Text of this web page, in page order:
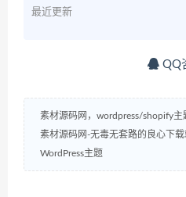
最近更新
QQ
素材源码网，wordpress/shopify主
素材源码网-无毒无套路的良心下载
WordPress主题